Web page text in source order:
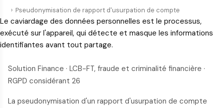
› Pseudonymisation de rapport d'usurpation de compte
Le caviardage des données personnelles est le processus,
exécuté sur l'appareil, qui détecte et masque les informations
identifiantes avant tout partage.
Solution Finance · LCB-FT, fraude et criminalité financière ·
RGPD considérant 26
La pseudonymisation d'un rapport d'usurpation de compte